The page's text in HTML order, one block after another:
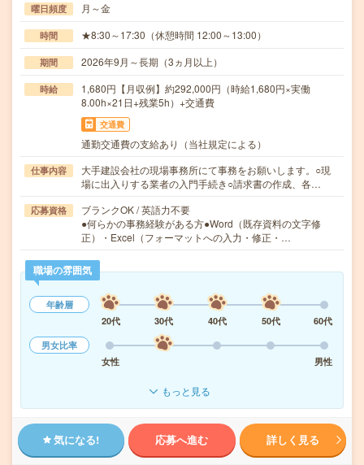
曜日頻度 月～金
時間 ★8:30～17:30（休憩時間 12:00～13:00）
期間 2026年9月～長期（3ヵ月以上）
時給
1,680円【月収例】約292,000円（時給1,680円×実働
8.00h×21日+残業5h）+交通費
交通費
通勤交通費の支給あり（当社規定による）
仕事内容
大手建設会社の現場事務所にて事務をお願いします。○現
場に出入りする業者の入門手続き○請求書の作成、各…
応募資格
ブランクOK / 英語力不要
●何らかの事務経験がある方●Word（既存資料の文字修
正）・Excel（フォーマットへの入力・修正・…
職場の雰囲気
年齢層
20代
30代 40代 50代
60代
男女比率
女性
男性
もっと見る
気になる! 応募へ進む 詳しく見る